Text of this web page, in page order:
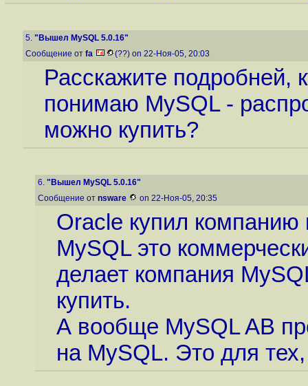
5. "Вышел MySQL 5.0.16"
Сообщение от fa (??) on 22-Ноя-05, 20:03
Расскажите подробней,
понимаю MySQL -
можно купить?
6. "Вышел MySQL 5.0.16"
Сообщение от nsware on 22-Ноя-05, 20:35
Oracle купил компанию
MySQL это
делает компания
купить.
А вообще MySQL AB
на MySQL. Это для